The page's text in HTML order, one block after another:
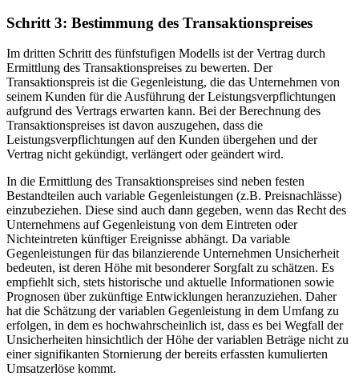
Schritt 3: Bestimmung des Transaktionspreises
Im dritten Schritt des fünfstufigen Modells ist der Vertrag durch
Ermittlung des Transaktionspreises zu bewerten. Der
Transaktionspreis ist die Gegenleistung, die das Unternehmen von
seinem Kunden für die Ausführung der Leistungsverpflichtungen
aufgrund des Vertrags erwarten kann. Bei der Berechnung des
Transaktionspreises ist davon auszugehen, dass die
Leistungsverpflichtungen auf den Kunden übergehen und der
Vertrag nicht gekündigt, verlängert oder geändert wird.
In die Ermittlung des Transaktionspreises sind neben festen
Bestandteilen auch variable Gegenleistungen (z.B. Preisnachlässe)
einzubeziehen. Diese sind auch dann gegeben, wenn das Recht des
Unternehmens auf Gegenleistung von dem Eintreten oder
Nichteintreten künftiger Ereignisse abhängt. Da variable
Gegenleistungen für das bilanzierende Unternehmen Unsicherheit
bedeuten, ist deren Höhe mit besonderer Sorgfalt zu schätzen. Es
empfiehlt sich, stets historische und aktuelle Informationen sowie
Prognosen über zukünftige Entwicklungen heranzuziehen. Daher
hat die Schätzung der variablen Gegenleistung in dem Umfang zu
erfolgen, in dem es hochwahrscheinlich ist, dass es bei Wegfall der
Unsicherheiten hinsichtlich der Höhe der variablen Beträge nicht zu
einer signifikanten Stornierung der bereits erfassten kumulierten
Umsatzerlöse kommt.